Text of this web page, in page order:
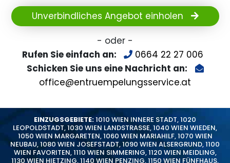
Unverbindliches Angebot einholen
- oder -
Rufen Sie einfach an:
0664 22 27 006
Schicken Sie uns eine Nachricht an:
office@entruempelungsservice.at
EINZUGSGEBIETE:1010 WIEN INNERE STADT,1020
LEOPOLDSTADT,1030 WIEN LANDSTRASSE,1040 WIEN WIEDEN,
1050 WIEN MARGARETEN,1060 WIEN MARIAHILF,1070 WIEN
NEUBAU,1080 WIEN JOSEFSTADT,1090 WIEN ALSERGRUND,1100
WIEN FAVORITEN,1110 WIEN SIMMERING,1120 WIEN MEIDLING,
1130 WIEN HIETZING,1140 WIEN PENZING,1150 WIEN FÜNFHAUS,